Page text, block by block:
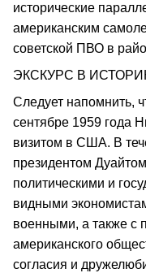
исторические
американским
советской ПВО в
ЭКСКУРС В
Следует напомнить,
сентябре 1959 года
визитом в США. В
президентом
политическими и
видными
военными, а также с
американского
согласия и